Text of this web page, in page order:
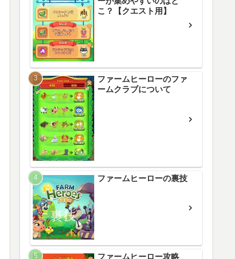
こ？【クエスト用】
ファームヒーローのファ
ームクラブについて
ファームヒーローの裏技
ファームヒーロー攻略